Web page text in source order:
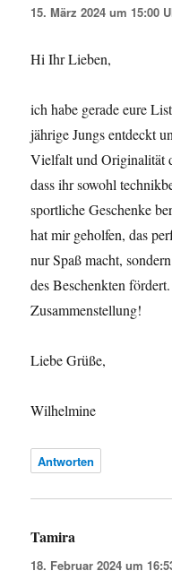
15. März 2024 um 15:00
Hi Ihr Lieben,
ich habe gerade eure
jährige Jungs entdeckt
Vielfalt und Originalität
dass ihr sowohl
sportliche Geschenke
hat mir geholfen, das
nur Spaß macht,
des Beschenkten
Zusammenstellung!
Liebe Grüße,
Wilhelmine
Antworten
Tamira
18. Februar 2024 um